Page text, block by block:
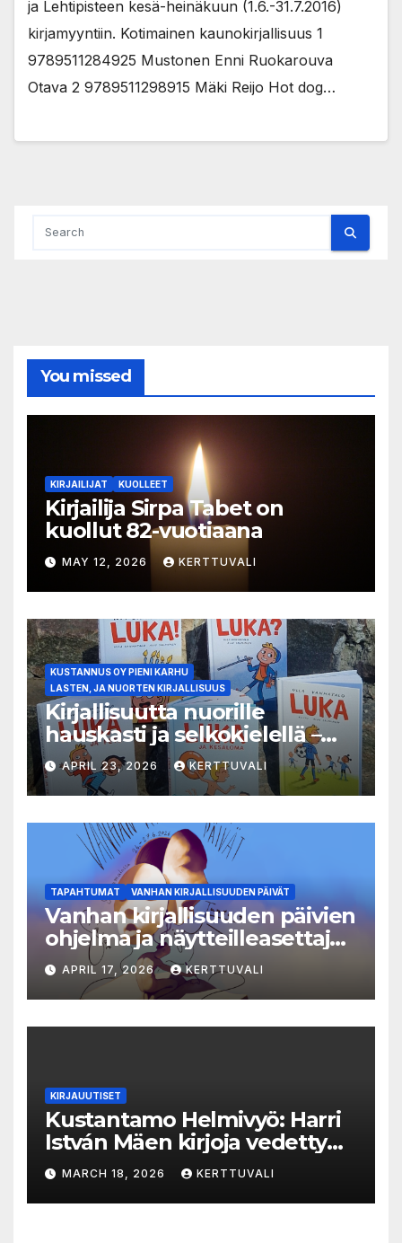
ja Lehtipisteen kesä-heinäkuun (1.6.-31.7.2016)
kirjamyyntiin. Kotimainen kaunokirjallisuus 1
9789511284925 Mustonen Enni Ruokarouva
Otava 2 9789511298915 Mäki Reijo Hot dog…
You missed
KIRJAILIJAT KUOLLEET
Kirjailija Sirpa Tabet on
kuollut 82-vuotiaana
MAY 12, 2026 KERTTUVALI
KUSTANNUS OY PIENI KARHU
LASTEN, JA NUORTEN KIRJALLISUUS
Kirjallisuutta nuorille
hauskasti ja selkokielellä –
Luka-sarjasta viides osa
APRIL 23, 2026 KERTTUVALI
TAPAHTUMAT VANHAN KIRJALLISUUDEN PÄIVÄT
Vanhan kirjallisuuden päivien
ohjelma ja näytteilleasettajat
julkistettu
APRIL 17, 2026 KERTTUVALI
KIRJAUUTISET
Kustantamo Helmivyö: Harri
István Mäen kirjoja vedetty
myynnistä
MARCH 18, 2026 KERTTUVALI